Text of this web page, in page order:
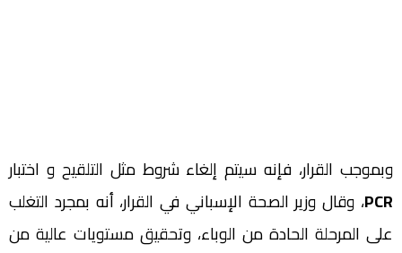
وبموجب القرار، فإنه سيتم إلغاء شروط مثل التلقيح و اختبار
PCR، وقال وزير الصحة الإسباني في القرار، أنه بمجرد التغلب
على المرحلة الحادة من الوباء، وتحقيق مستويات عالية من